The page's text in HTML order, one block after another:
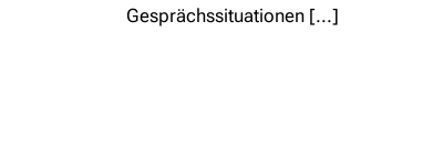
Gesprächssituationen [...]